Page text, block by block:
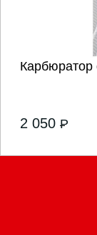
Карбюратор
2 050 P